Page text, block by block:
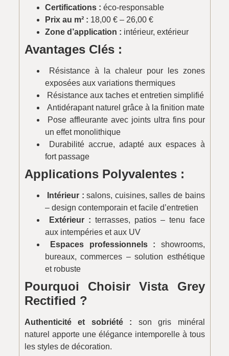
Certifications : éco-responsable
Prix au m² : 18,00 € – 26,00 €
Zone d’application : intérieur, extérieur
Avantages Clés :
Résistance à la chaleur pour les zones
exposées aux variations thermiques
Résistance aux taches et entretien simplifié
Antidérapant naturel grâce à la finition mate
Pose affleurante avec joints ultra fins pour
un effet monolithique
Durabilité accrue, adapté aux espaces à
fort passage
Applications Polyvalentes :
Intérieur : salons, cuisines, salles de bains
– design contemporain et facile d’entretien
Extérieur : terrasses, patios – tenu face
aux intempéries et aux UV
Espaces professionnels : showrooms,
bureaux, commerces – solution esthétique
et robuste
Pourquoi Choisir Vista Grey
Rectified ?
Authenticité et sobriété : son gris minéral
naturel apporte une élégance intemporelle à tous
les styles de décoration.